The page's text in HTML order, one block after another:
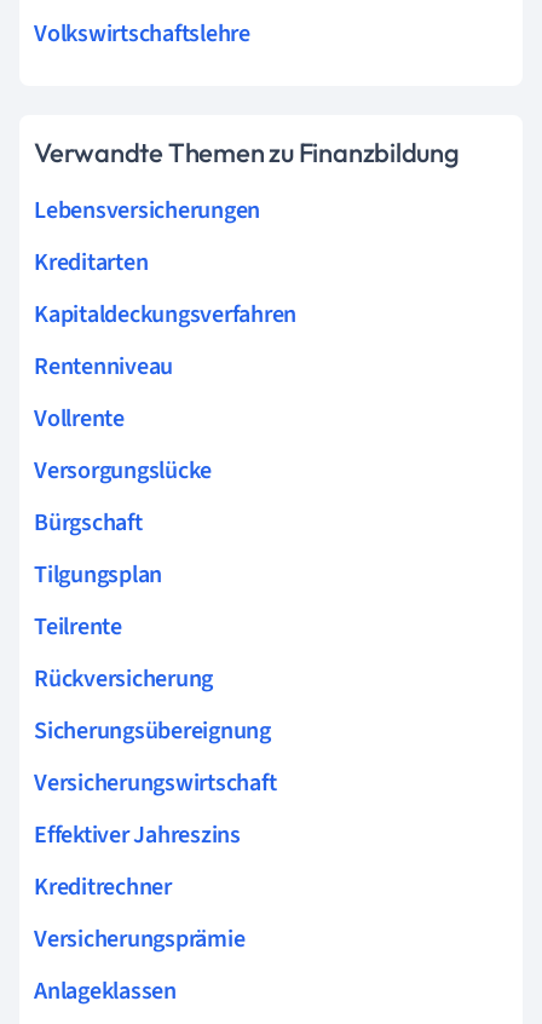
Volkswirtschaftslehre
Verwandte Themen zu Finanzbildung
Lebensversicherungen
Kreditarten
Kapitaldeckungsverfahren
Rentenniveau
Vollrente
Versorgungslücke
Bürgschaft
Tilgungsplan
Teilrente
Rückversicherung
Sicherungsübereignung
Versicherungswirtschaft
Effektiver Jahreszins
Kreditrechner
Versicherungsprämie
Anlageklassen